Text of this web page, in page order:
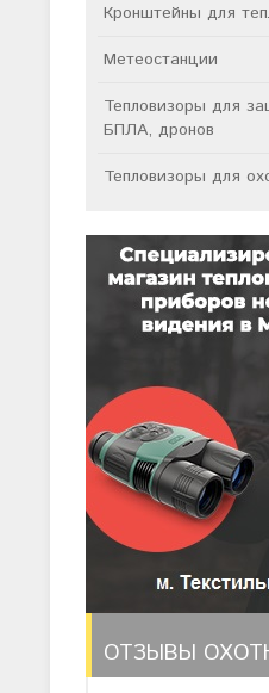
Кронштейны для
Метеостанции
Тепловизоры для
БПЛА, дронов
Тепловизоры для
ОТЗЫВЫ